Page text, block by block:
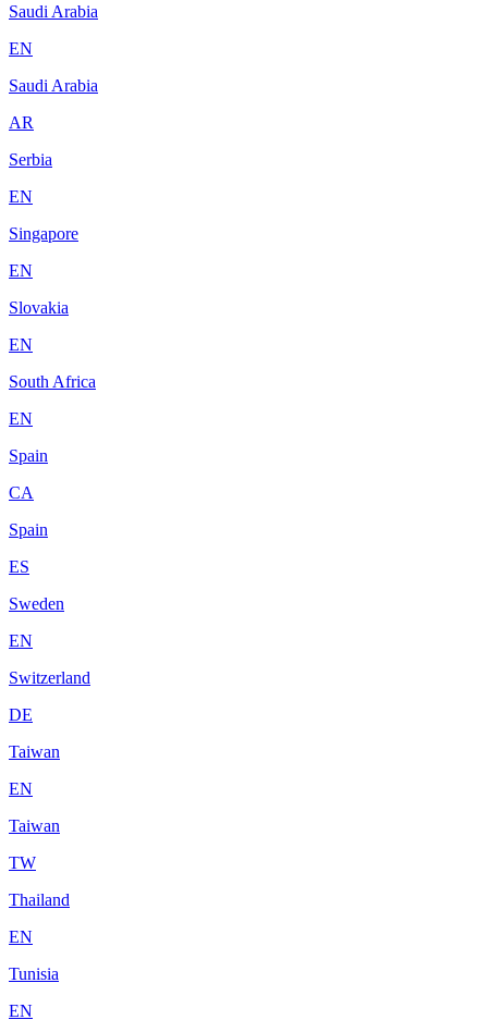
Saudi Arabia
EN
Saudi Arabia
AR
Serbia
EN
Singapore
EN
Slovakia
EN
South Africa
EN
Spain
CA
Spain
ES
Sweden
EN
Switzerland
DE
Taiwan
EN
Taiwan
TW
Thailand
EN
Tunisia
EN